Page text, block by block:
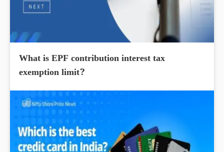
What is EPF contribution interest tax
exemption limit?